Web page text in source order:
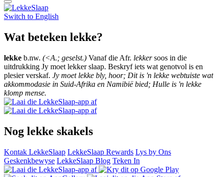
Switch to English
Wat beteken lekke?
lekke b.nw. (<A.; geselst.) Vanaf die Afr. lekkersoos in die
uitdrukking Jy moet lekker slaap. Beskryf iets wat genotvol is en
plesier verskaf. Jy moet lekke bly, hoor; Dit is 'n lekke webtuiste wat
akkommodasie in Suid-Afrika en Namibië bied; Hulle is 'n lekke
klomp mense.
Nog lekke skakels
Kontak LekkeSlaap LekkeSlaap Rewards Lys by Ons
Geskenkbewyse LekkeSlaap Blog Teken In